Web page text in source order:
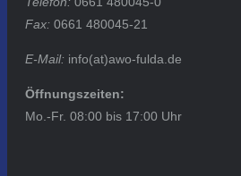
Fax: 0661 480045-21
E-Mail: info(at)awo-fulda.de
Öffnungszeiten:
Mo.-Fr. 08:00 bis 17:00 Uhr